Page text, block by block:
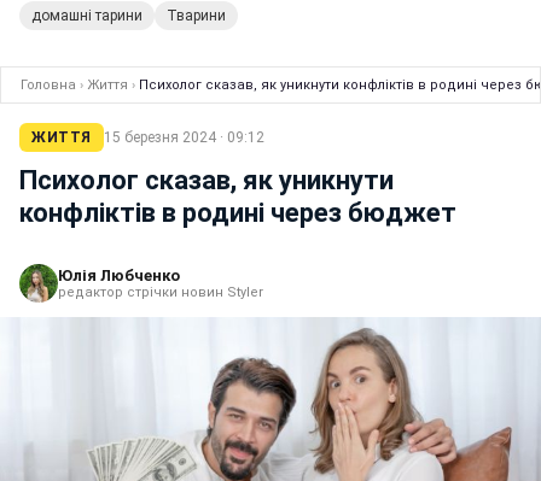
домашні тарини Тварини
Головна › Життя › Психолог сказав, як уникнути конфліктів в родині через
ЖИТТЯ 15 березня 2024 · 09:12
Психолог сказав, як уникнути
конфліктів в родині через бюджет
Юлія Любченко
редактор стрічки новин Styler